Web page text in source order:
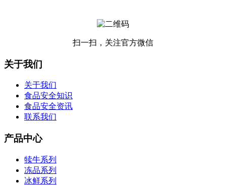
扫一扫，关注官方微信
关于我们
关于我们
食品安全知识
食品安全资讯
联系我们
产品中心
犊牛系列
冻品系列
冰鲜系列